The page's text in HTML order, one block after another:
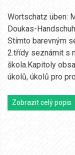
Wortschatz üben:
Doukas-Handschuh
Stímto barevným
2.třídy seznámit s
škola.Kapitoly
úkolů, úkolů pro
Zobrazit celý popis